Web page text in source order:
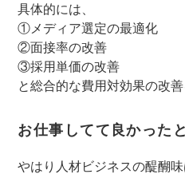
具体的には、
①メディア選定の最適化
②面接率の改善
③採用単価の改善
と総合的な費用対効果の改
お仕事してて良かった
やはり人材ビジネスの醍醐